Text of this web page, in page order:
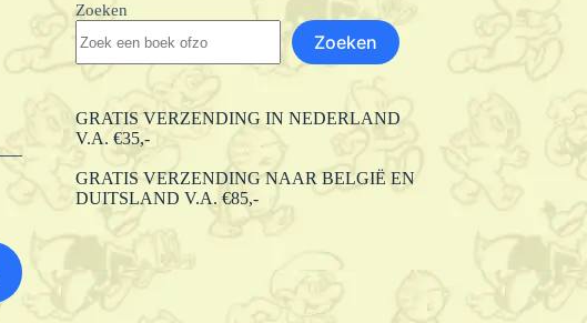
Zoeken
Zoeken
GRATIS VERZENDING IN NEDERLAND
V.A. €35,-
GRATIS VERZENDING NAAR BELGIË EN
DUITSLAND V.A. €85,-